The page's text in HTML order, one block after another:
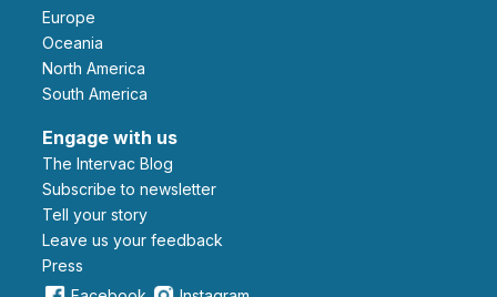
Europe
Oceania
North America
South America
Engage with us
The Intervac Blog
Subscribe to newsletter
Tell your story
leave us your feedback
Press